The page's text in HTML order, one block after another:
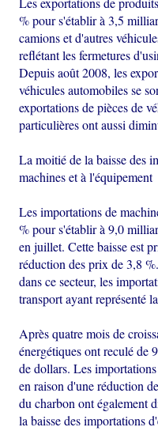
% pour s'établir à 3,5
camions et d'autres
reflétant les fermetures
Depuis août 2008, les
véhicules automobiles se
exportations de pièces de
particulières ont aussi
La moitié de la baisse des
machines et à l'équipement
Les importations de
% pour s'établir à 9,0
en juillet. Cette baisse est
réduction des prix de 3,8
dans ce secteur, les
transport ayant représenté
Après quatre mois de
énergétiques ont reculé de
de dollars. Les
en raison d'une réduction
du charbon ont également
la baisse des importations